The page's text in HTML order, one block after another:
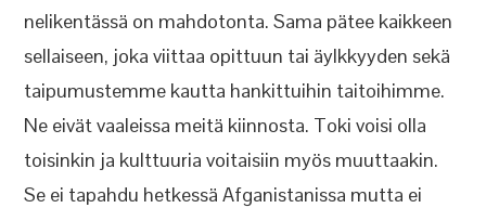
nelikentässä on mahdotonta. Sama pätee kaikkeen
sellaiseen, joka viittaa opittuun tai äylkkyyden sekä
taipumustemme kautta hankittuihin taitoihimme.
Ne eivät vaaleissa meitä kiinnosta. Toki voisi olla
toisinkin ja kulttuuria voitaisiin myös muuttaakin.
Se ei tapahdu hetkessä Afganistanissa mutta ei